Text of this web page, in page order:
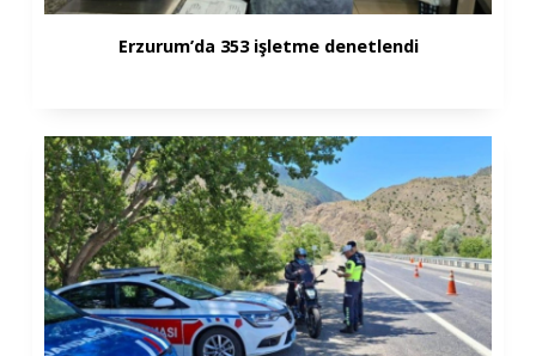
Erzurum’da 353 işletme denetlendi